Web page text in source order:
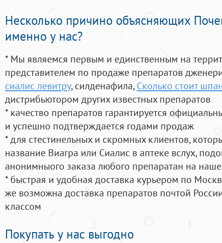
Несколько причино объясняющих
именно у нас?
* Мы являемся первым и единственным на
представителем по продаже препаратов
сиалис левитру, силденафила, Сколько стоит
дистрибьютором других известных препаратов
* качество препаратов гарантируется
и успешно подтверждается годами продаж
* для стестинельных и скромных клиентов,
название Виагра или Сиалис в аптеке вслух,
анонимныого заказа любого препаратан на
* быстрая и удобная доставка курьером по
же возможна доставка препаратов почтой
классом
Покупать у нас выгодно